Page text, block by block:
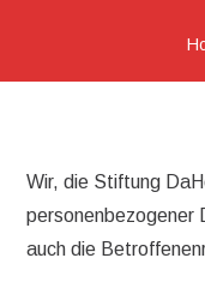
Wir, die Stiftung
personenbezogener
auch die